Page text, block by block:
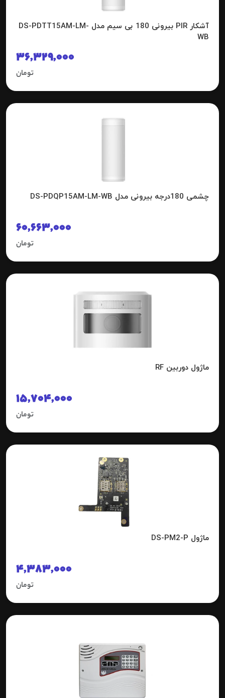
آشکار PIR بیرونی 180 بی سیم مدل DS-PDTT15AM-LM-
WB
36,329,000
تومان
چشمی 180درجه بیرونی مدل DS-PDQP15AM-LM-WB
60,663,000
تومان
ماژول دوربین RF
15,704,000
تومان
ماژول DS-PM2-P
4,383,000
تومان